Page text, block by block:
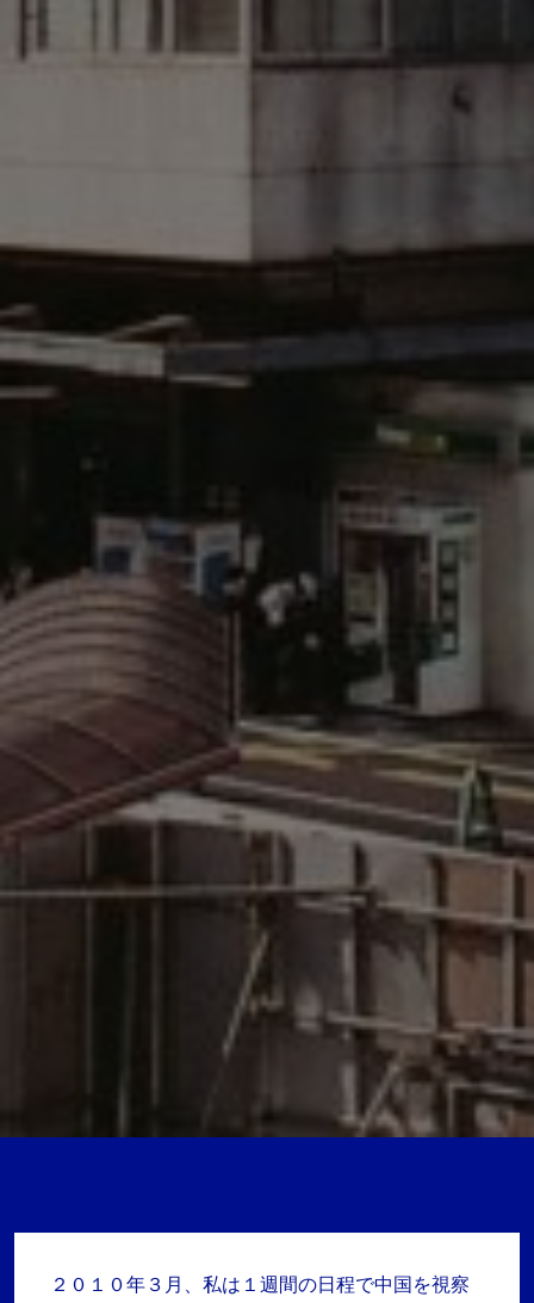
２０１０年３月、私は１週間の日程で中国を視察